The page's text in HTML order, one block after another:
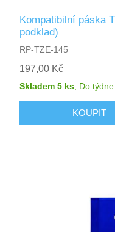
Kompatibilní páska
podklad)
RP-TZE-145
197,00 Kč
Skladem 5 ks Do týdne